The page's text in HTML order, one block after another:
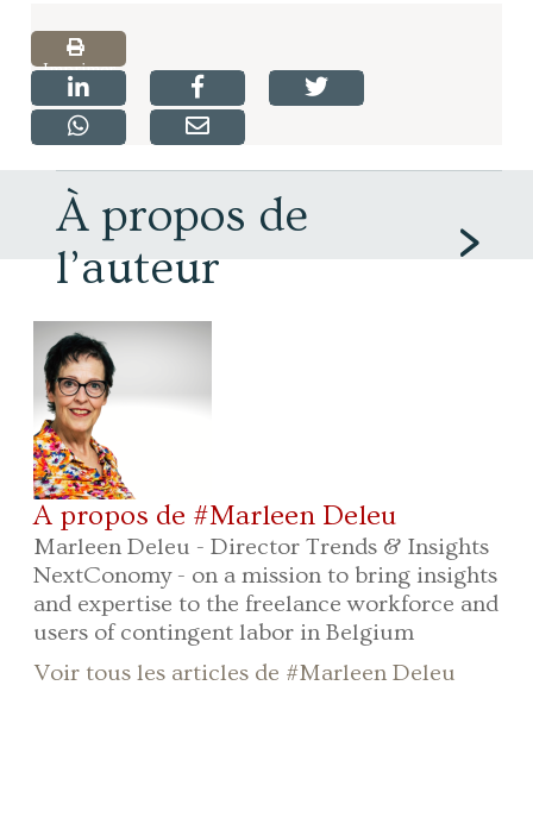
Imprimer
À propos de
l’auteur
A propos de #Marleen Deleu
Marleen Deleu - Director Trends & Insights
NextConomy - on a mission to bring insights
and expertise to the freelance workforce and
users of contingent labor in Belgium
Voir tous les articles de #Marleen Deleu